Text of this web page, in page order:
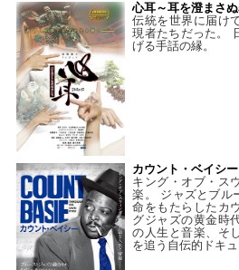
心耳～耳を澄まさ
伝統を世界に届け
現者たちだった。
げる手話の縁。
カウント・ベイシ
キング・オブ・ス
楽。 ジャズとブル
命をもたらしたカ
グジャズの黄金時
の人生と音楽、そ
を追う自伝的ドキュ